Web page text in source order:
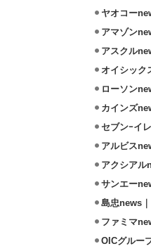
ヤオコー
アマゾン
アスクル
オイシック
ローソン
カインズ
セブンｰイ
アルビス
アクシアル
サンエー
島忠news
ファミマ
OICグルー